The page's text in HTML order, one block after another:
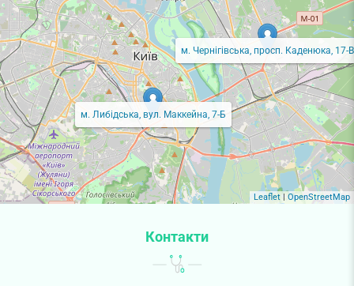
м. Либідська, вул. Маккейна, 7-Б
м. Чернігівська, просп. Каденюка, 17-В
Leaflet| OpenStreetMap
Контакти